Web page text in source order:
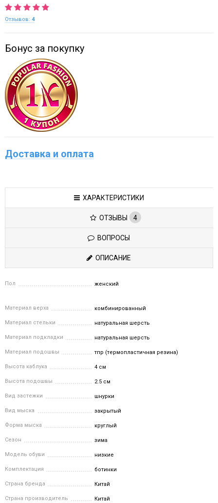
Отзывов: 4
Бонус за покупку
Доставка и оплата
ХАРАКТЕРИСТИКИ
ОТЗЫВЫ 4
ВОПРОСЫ
ОПИСАНИЕ
Пол женский
Материал верха комбинированный
Материал стельки натуральная шерсть
Материал подкладки натуральная шерсть
Материал подошвы тпр (термопластичная резина)
Высота каблука 4 см
Высота подошвы 2.5 см
Вид застежки шнурки
Вид мыска закрытый
Форма мыска круглый
Сезон зима
Модель обуви низкие
Комплектация ботинки
Страна бренда Китай
Страна производитель Китай